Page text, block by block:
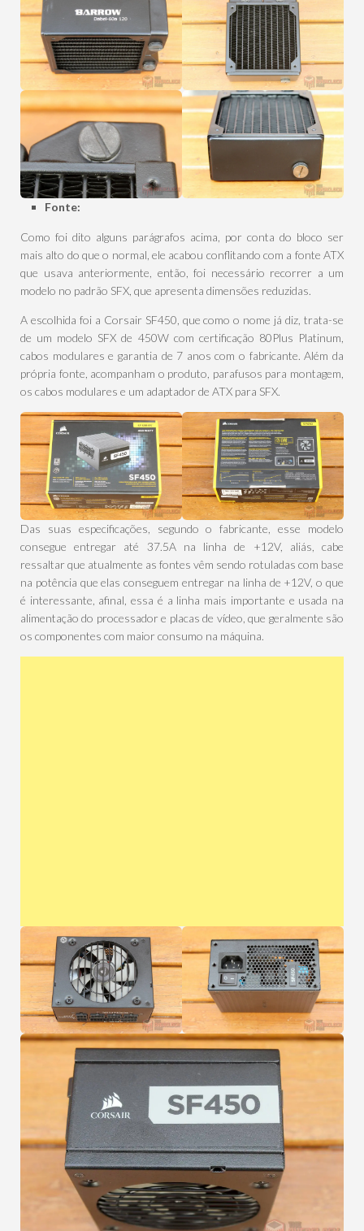
Fonte:
Como foi dito alguns parágrafos acima, por conta do bloco ser
mais alto do que o normal, ele acabou conflitando com a fonte ATX
que usava anteriormente, então, foi necessário recorrer a um
modelo no padrão SFX, que apresenta dimensões reduzidas.
A escolhida foi a Corsair SF450, que como o nome já diz, trata-se
de um modelo SFX de 450W com certificação 80Plus Platinum,
cabos modulares e garantia de 7 anos com o fabricante. Além da
própria fonte, acompanham o produto, parafusos para montagem,
os cabos modulares e um adaptador de ATX para SFX.
Das suas especificações, segundo o fabricante, esse modelo
consegue entregar até 37.5A na linha de +12V, aliás, cabe
ressaltar que atualmente as fontes vêm sendo rotuladas com base
na potência que elas conseguem entregar na linha de +12V, o que
é interessante, afinal, essa é a linha mais importante e usada na
alimentação do processador e placas de vídeo, que geralmente são
os componentes com maior consumo na máquina.